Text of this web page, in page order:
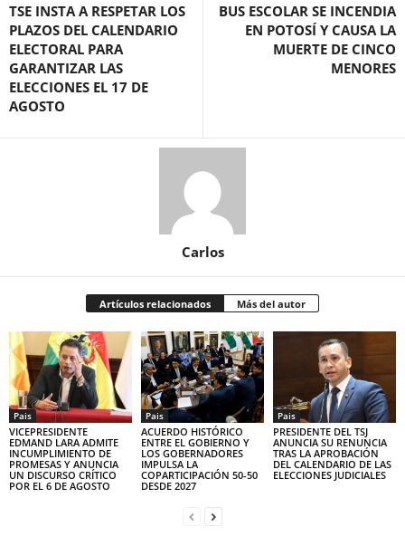
TSE INSTA A RESPETAR LOS
PLAZOS DEL CALENDARIO
ELECTORAL PARA
GARANTIZAR LAS
ELECCIONES EL 17 DE
AGOSTO
BUS ESCOLAR SE INCENDIA
EN POTOSÍ Y CAUSA LA
MUERTE DE CINCO
MENORES
Carlos
Artículos relacionados Más del autor
Pais
VICEPRESIDENTE
EDMAND LARA ADMITE
INCUMPLIMIENTO DE
PROMESAS Y ANUNCIA
UN DISCURSO CRÍTICO
POR EL 6 DE AGOSTO
Pais
ACUERDO HISTÓRICO
ENTRE EL GOBIERNO Y
LOS GOBERNADORES
IMPULSA LA
COPARTICIPACIÓN 50-50
DESDE 2027
Pais
PRESIDENTE DEL TSJ
ANUNCIA SU RENUNCIA
TRAS LA APROBACIÓN
DEL CALENDARIO DE LAS
ELECCIONES JUDICIALES